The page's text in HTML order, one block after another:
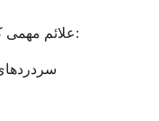
علائم مهمی که نیاز به مراجعه به پزشک دارند عبارتند از: